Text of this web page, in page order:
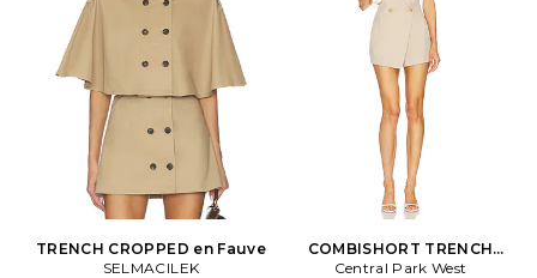
TRENCH CROPPED en Fauve
SELMACILEK
COMBISHORT TRENCH
DETAILS en Marron
Central Park West